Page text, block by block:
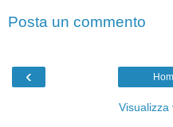
Posta un commento
‹
Visualizza